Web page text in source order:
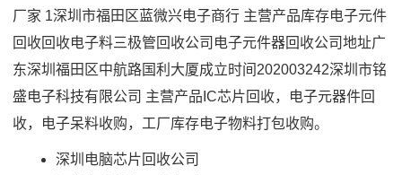
厂家 1深圳市福田区蓝微兴电子商行 主营产品库存电子元件
回收回收电子料三极管回收公司电子元件器回收公司地址广
东深圳福田区中航路国利大厦成立时间202003242深圳市铭
盛电子科技有限公司 主营产品IC芯片回收，电子元器件回
收，电子呆料收购，工厂库存电子物料打包收购。
深圳电脑芯片回收公司